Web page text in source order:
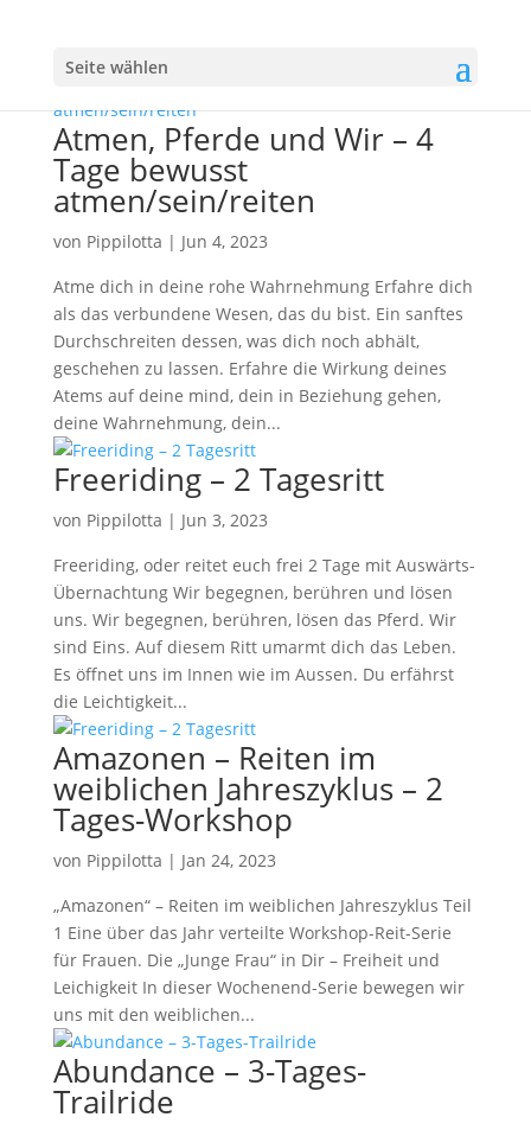
Seite wählen
Atmen, Pferde und Wir – 4
Tage bewusst
atmen/sein/reiten
von Pippilotta | Jun 4, 2023
Atme dich in deine rohe Wahrnehmung Erfahre dich
als das verbundene Wesen, das du bist. Ein sanftes
Durchschreiten dessen, was dich noch abhält,
geschehen zu lassen. Erfahre die Wirkung deines
Atems auf deine mind, dein in Beziehung gehen,
deine Wahrnehmung, dein...
Freeriding – 2 Tagesritt
von Pippilotta | Jun 3, 2023
Freeriding, oder reitet euch frei 2 Tage mit Auswärts-
Übernachtung Wir begegnen, berühren und lösen
uns. Wir begegnen, berühren, lösen das Pferd. Wir
sind Eins. Auf diesem Ritt umarmt dich das Leben.
Es öffnet uns im Innen wie im Aussen. Du erfährst
die Leichtigkeit...
Amazonen – Reiten im
weiblichen Jahreszyklus – 2
Tages-Workshop
von Pippilotta | Jan 24, 2023
„Amazonen“ – Reiten im weiblichen Jahreszyklus Teil
1 Eine über das Jahr verteilte Workshop-Reit-Serie
für Frauen. Die „Junge Frau“ in Dir – Freiheit und
Leichigkeit In dieser Wochenend-Serie bewegen wir
uns mit den weiblichen...
Abundance – 3-Tages-
Trailride